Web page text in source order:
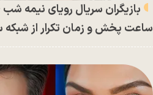
بازیگران سریال رویای نیمه
ساعت پخش و زمان تکرار از شبکه